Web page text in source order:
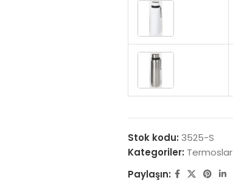
Stok kodu: 3525-S
Kategoriler: Termoslar
Paylaşın: